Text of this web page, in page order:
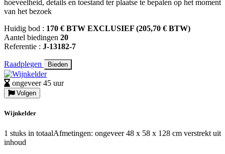
hoeveelheid, details en toestand ter plaatse te bepalen op het moment
van het bezoek
Huidig bod : 170 € BTW EXCLUSIEF (205,70 € BTW)
Aantel biedingen 20
Referentie : J-13182-7
Raadplegen Bieden
ongeveer 45 uur
Volgen
Wijnkelder
1 stuks in totaalAfmetingen: ongeveer 48 x 58 x 128 cm verstrekt uit
inhoud